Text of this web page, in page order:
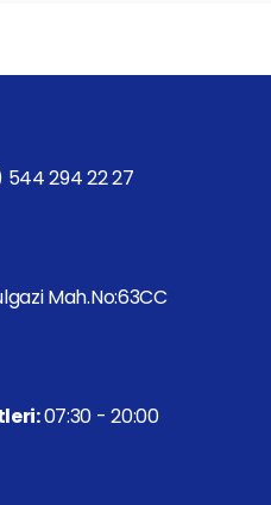
294 22 27
Mah.No:63CC
07:30 - 20:00